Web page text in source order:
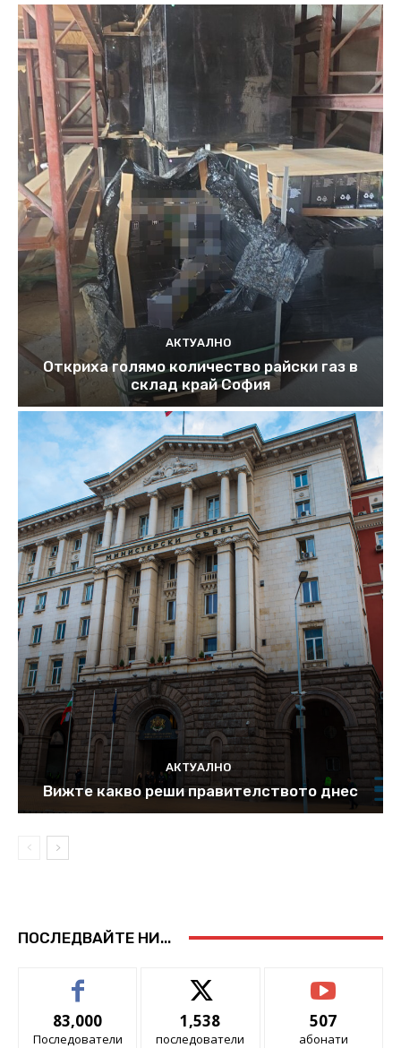
АКТУАЛНО
Откриха голямо количество райски газ в
склад край София
АКТУАЛНО
Вижте какво реши правителството днес
ПОСЛЕДВАЙТЕ НИ...
83,000
Последователи
1,538
последователи
507
абонати